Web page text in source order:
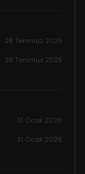
28 Temmuz 2025
28 Temmuz 2025
31 Ocak 2026
31 Ocak 2026